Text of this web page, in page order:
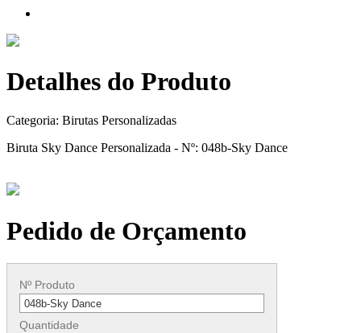
Detalhes do Produto
Categoria: Birutas Personalizadas
Biruta Sky Dance Personalizada - Nº: 048b-Sky Dance
Pedido de Orçamento
Nº Produto
Quantidade